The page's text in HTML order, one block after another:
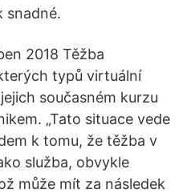
snadné.
2018 Těžba
typů virtuální
současném kurzu
„Tato situace vede
k tomu, že těžba v
služba, obvykle
může mít za následek